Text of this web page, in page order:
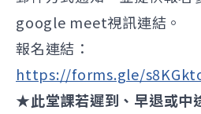
google meet視訊連結。
報名連結：
https://forms.gle/
★此堂課若遲到、早退或中